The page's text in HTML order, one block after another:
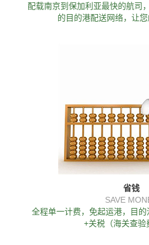
配载南京到保加利亚最快的航司
的目的港配送网络，让
省钱
SAVE
全程单一计费，免起运港，目
+关税（海关查验